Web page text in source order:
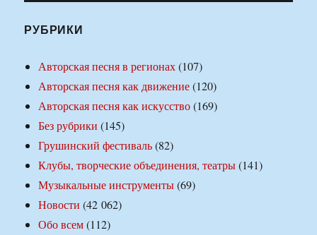
РУБРИКИ
Авторская песня в регионах(107)
Авторская песня как движение(120)
Авторская песня как искусство(169)
Без рубрики (145)
Грушинский фестиваль(82)
Клубы, творческие объединения, театры(141)
Музыкальные инструменты(69)
Новости (42 062)
Обо всем(112)